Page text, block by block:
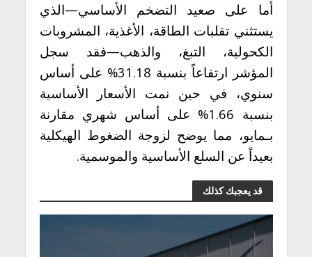
أما على صعيد التضخم الأساسي—الذي
يستثني تقلبات الطاقة، الأغذية، المشروبات
الكحولية، التبغ، والذهب—فقد سجل
المؤشر ارتفاعاً بنسبة 31.18% على أساس
سنوي، في حين نمت الأسعار الأساسية
بنسبة 1.66% على أساس شهري مقارنة
بـمايو، مما يوضح لزوجة الضغوط الهيكلية
بعيداً عن السلع الأساسية والموسمية.
قد يعجبك كذلك